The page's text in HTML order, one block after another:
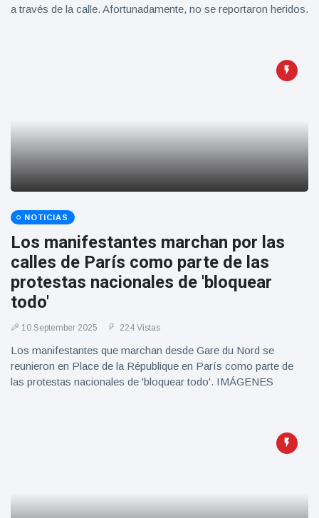
a través de la calle. Afortunadamente, no se reportaron heridos.
NOTICIAS
Los manifestantes marchan por las
calles de París como parte de las
protestas nacionales de 'bloquear
todo'
10 September 2025 224 Vistas
Los manifestantes que marchan desde Gare du Nord se
reunieron en Place de la République en París como parte de
las protestas nacionales de 'bloquear todo'. IMÁGENES